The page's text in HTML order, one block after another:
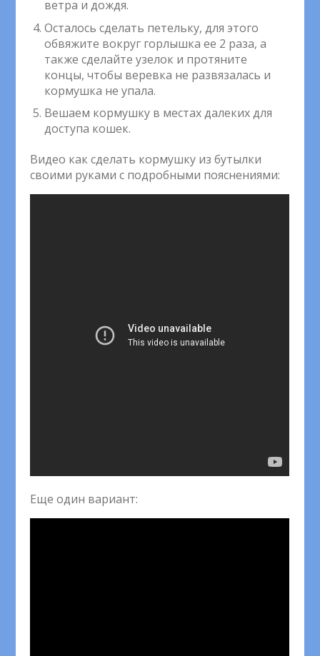
ветра и дождя.
Осталось сделать петельку, для этого
обвяжите вокруг горлышка ее 2 раза, а
также сделайте узелок и протяните
концы, чтобы веревка не развязалась и
кормушка не упала.
Вешаем кормушку в местах далеких для
доступа кошек.
Видео как сделать кормушку из бутылки
своими руками с подробными пояснениями:
Еще один вариант: